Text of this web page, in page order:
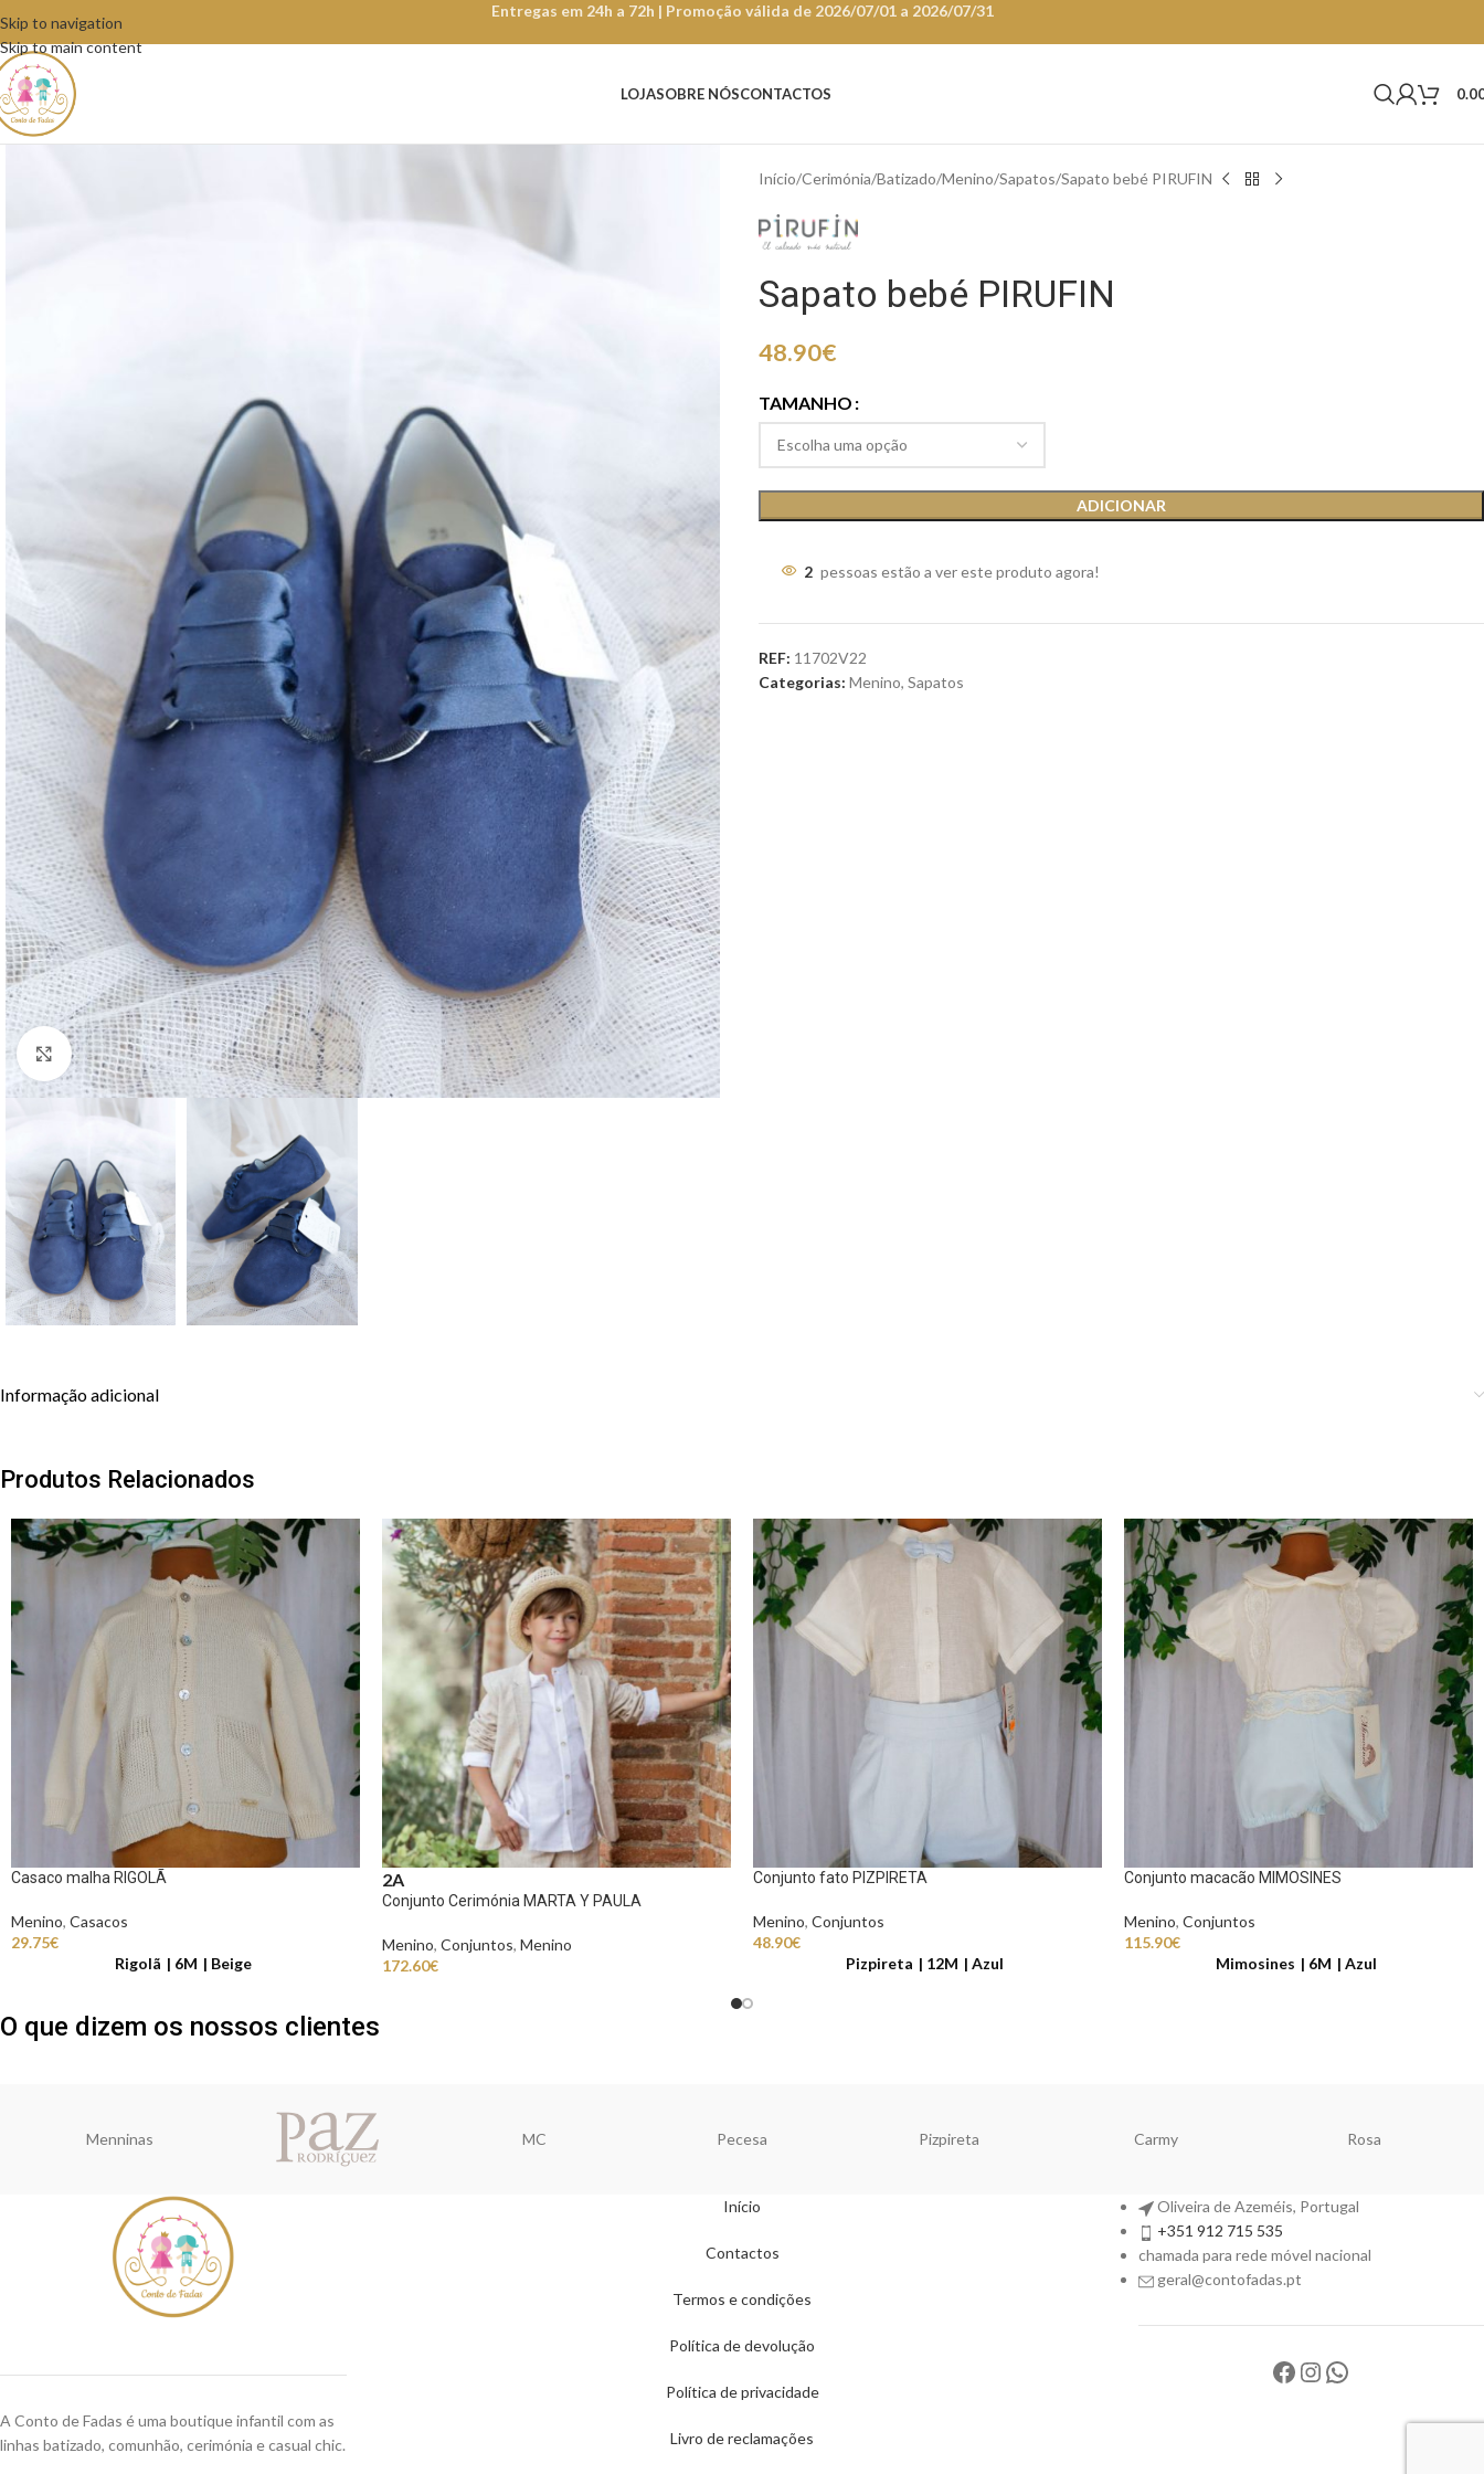
Skip to navigation
Skip to main content
Entregas em 24h a 72h | Promoção válida de 2026/07/01 a 2026/07/31
LOJASOBRE NÓSCONTACTOS
Clique para aumentar
Início Cerimónia Batizado Menino Sapatos Sapato bebé PIRUFIN
Sapato bebé PIRUFIN
48.90€
TAMANHO
ADICIONAR
2 pessoas estão a ver este produto agora!
REF: 11702V22
Categorias: Menino, Sapatos
Informação adicional
Produtos Relacionados
Casaco malha RIGOLÃ
Menino, Casacos
29.75€
Rigolã
6M Beige
2A
Conjunto Cerimónia MARTA Y PAULA
Menino, Conjuntos, Menino
172.60€
Conjunto fato PIZPIRETA
Menino, Conjuntos
48.90€
Pizpireta
12M Azul
Conjunto macacão MIMOSINES
Menino, Conjuntos
115.90€
Mimosines
6M Azul
O que dizem os nossos clientes
Menninas MC Pecesa Pizpireta Carmy Rosa
A Conto de Fadas é uma boutique infantil com as
linhas batizado, comunhão, cerimónia e casual chic.
Início
Contactos
Termos e condições
Política de devolução
Política de privacidade
Livro de reclamações
Oliveira de Azeméis, Portugal
+351 912 715 535
chamada para rede móvel nacional
geral@contofadas.pt